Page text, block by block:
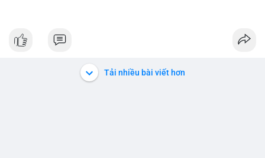
Tải nhiều bài viết hơn